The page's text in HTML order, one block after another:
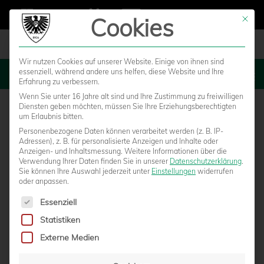
MENU
BUNDESLIGA-REFEREE KAMPKA
Mit
Cookies
Wir nutzen Cookies auf unserer Website. Einige von ihnen sind
essenziell, während andere uns helfen, diese Website und Ihre
Erfahrung zu verbessern.
Wenn Sie unter 16 Jahre alt sind und Ihre Zustimmung zu freiwilligen
Diensten geben möchten, müssen Sie Ihre Erziehungsberechtigten
um Erlaubnis bitten.
Personenbezogene Daten können verarbeitet werden (z. B. IP-
Adressen), z. B. für personalisierte Anzeigen und Inhalte oder
Anzeigen- und Inhaltsmessung. Weitere Informationen über die
Verwendung Ihrer Daten finden Sie in unserer Datenschutzerklärung.
Sie können Ihre Auswahl jederzeit unter Einstellungen widerrufen
oder anpassen.
Es folgt eine Liste der Service-Gruppen, für die eine
Essenziell
Statistiken
Externe Medien